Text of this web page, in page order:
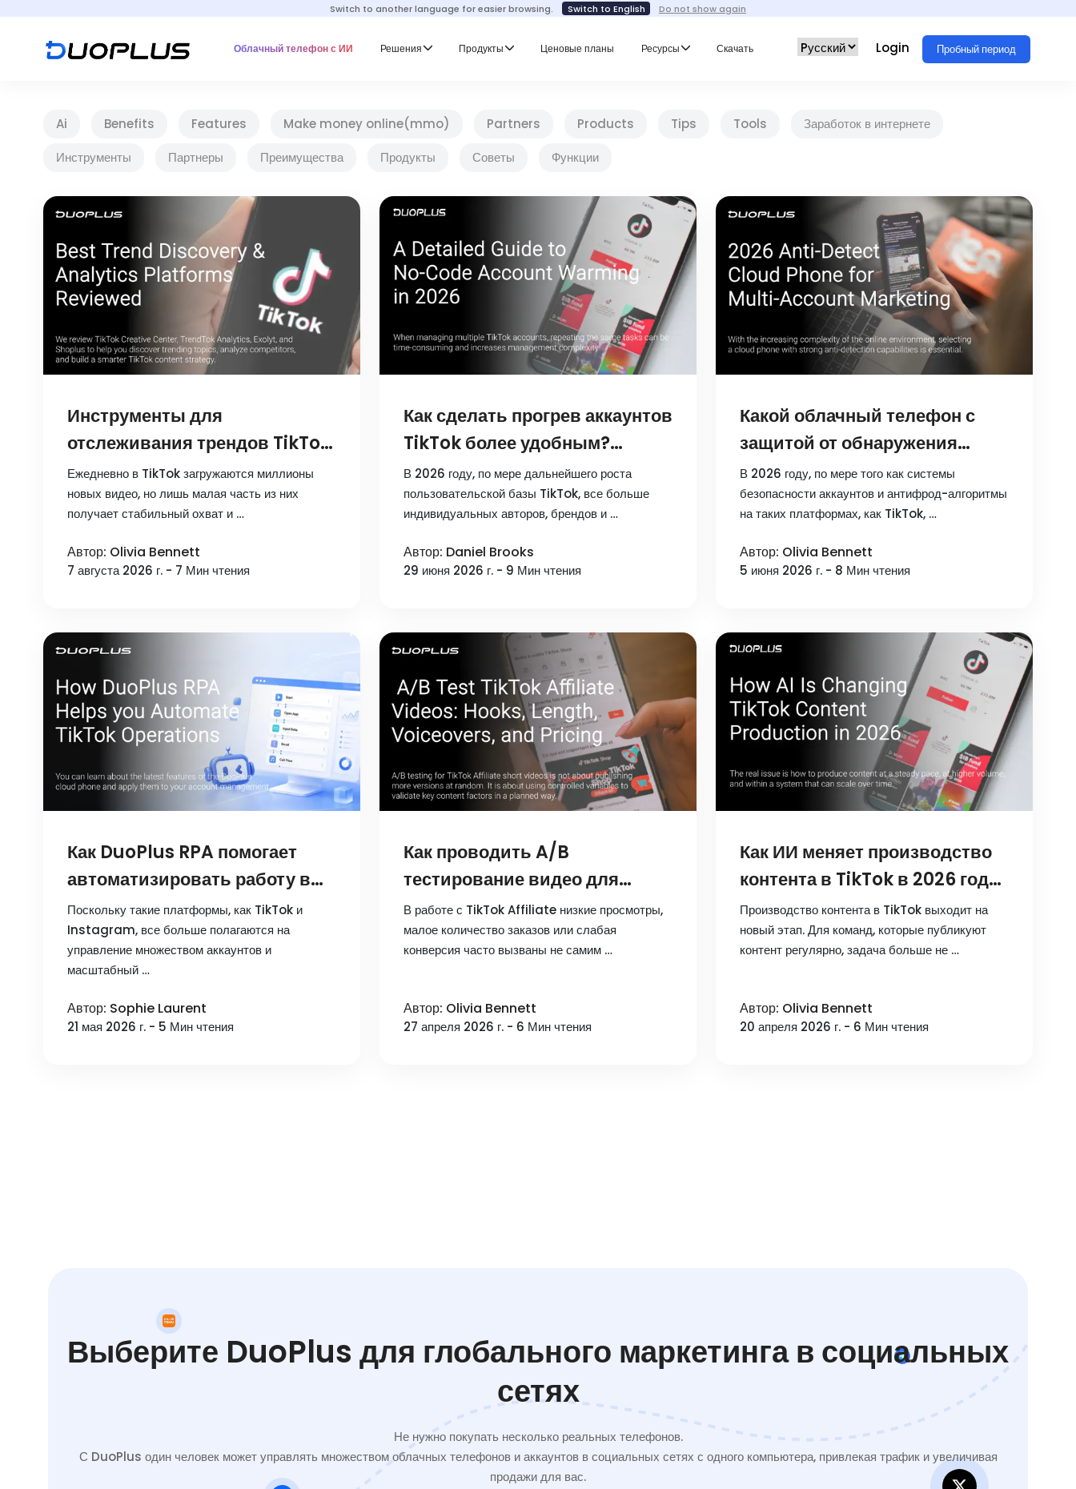
Switch to another language for easier browsing. Switch to English Do not show again
Облачный телефон с ИИ Решения Продукты Ценовые планы Ресурсы Скачать Login Пробный период
Ai Benefits Features Make money online(mmo) Partners Products Tips Tools
Заработок в интернете
Инструменты
Партнеры Преимущества Продукты Советы Функции
Инструменты для
отслеживания трендов TikTok
в 2026 году: обзор лучших
платформ для поиска и
аналитики
Ежедневно в TikTok загружаются миллионы
новых видео, но лишь малая часть из них
получает стабильный охват и …
Автор: Olivia Bennett
7 августа 2026 г. - 7 Мин чтения
Как сделать прогрев аккаунтов
TikTok более удобным?
Руководство по прогреву без
кода 2026
В 2026 году, по мере дальнейшего роста
пользовательской базы TikTok, все больше
индивидуальных авторов, брендов и …
Автор: Daniel Brooks
29 июня 2026 г. - 9 Мин чтения
Какой облачный телефон с
защитой от обнаружения
лучше всего подходит для
мультиаккаунтного
маркетинга в 2026 году?
В 2026 году, по мере того как системы
безопасности аккаунтов и антифрод-алгоритмы
на таких платформах, как TikTok, …
Автор: Olivia Bennett
5 июня 2026 г. - 8 Мин чтения
Как DuoPlus RPA помогает
автоматизировать работу в
TikTok
Поскольку такие платформы, как TikTok и
Instagram, все больше полагаются на
управление множеством аккаунтов и
масштабный …
Автор: Sophie Laurent
21 мая 2026 г. - 5 Мин чтения
Как проводить A/B
тестирование видео для
TikTok Affiliate: хуки,
длительность, озвучка и
подача цены
В работе с TikTok Affiliate низкие просмотры,
малое количество заказов или слабая
конверсия часто вызваны не самим …
Автор: Olivia Bennett
27 апреля 2026 г. - 6 Мин чтения
Как ИИ меняет производство
контента в TikTok в 2026 году:
генерация сценариев, монтаж
и управление
мультиаккаунтами
Производство контента в TikTok выходит на
новый этап. Для команд, которые публикуют
контент регулярно, задача больше не …
Автор: Olivia Bennett
20 апреля 2026 г. - 6 Мин чтения
Выберите DuoPlus для глобального маркетинга в социальных
сетях
Не нужно покупать несколько реальных телефонов.
С DuoPlus один человек может управлять множеством облачных телефонов и аккаунтов в социальных сетях с одного компьютера, привлекая трафик и увеличивая
продажи для вас.